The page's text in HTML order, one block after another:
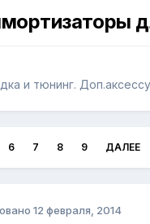
и тюнинг.
6 7 8 9 ДАЛЕЕ
12 февраля, 2014